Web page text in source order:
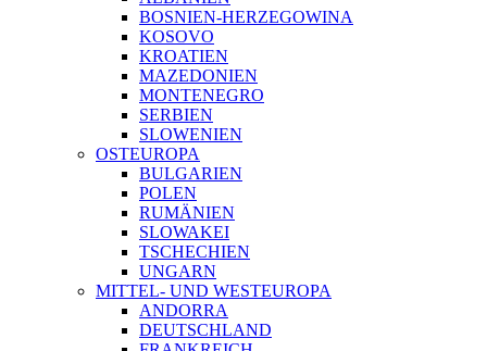
BOSNIEN-HERZEGOWINA
KOSOVO
KROATIEN
MAZEDONIEN
MONTENEGRO
SERBIEN
SLOWENIEN
OSTEUROPA
BULGARIEN
POLEN
RUMÄNIEN
SLOWAKEI
TSCHECHIEN
UNGARN
MITTEL- UND WESTEUROPA
ANDORRA
DEUTSCHLAND